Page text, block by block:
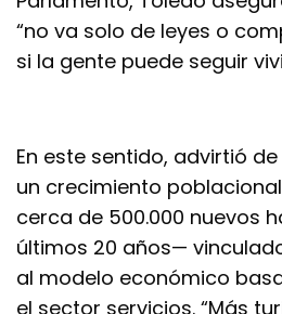
“no va solo de leyes o
si la gente puede seguir
En este sentido, advirtió
un crecimiento
cerca de 500.000 nuevos
últimos 20 años—
al modelo económico
el sector servicios. “Más